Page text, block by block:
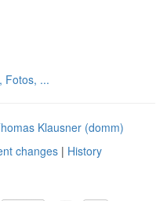
Fotos, ...
Klausner (‎domm‎)
changes | History